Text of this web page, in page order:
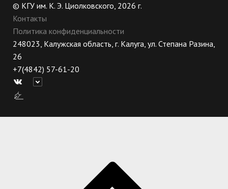
© КГУ им. К. Э. Циолковского, 2026 г.
Контакты
Политика конфиденциальности
248023, Калужская область, г. Калуга, ул. Степана Разина,
26
+7(4842) 57-61-20